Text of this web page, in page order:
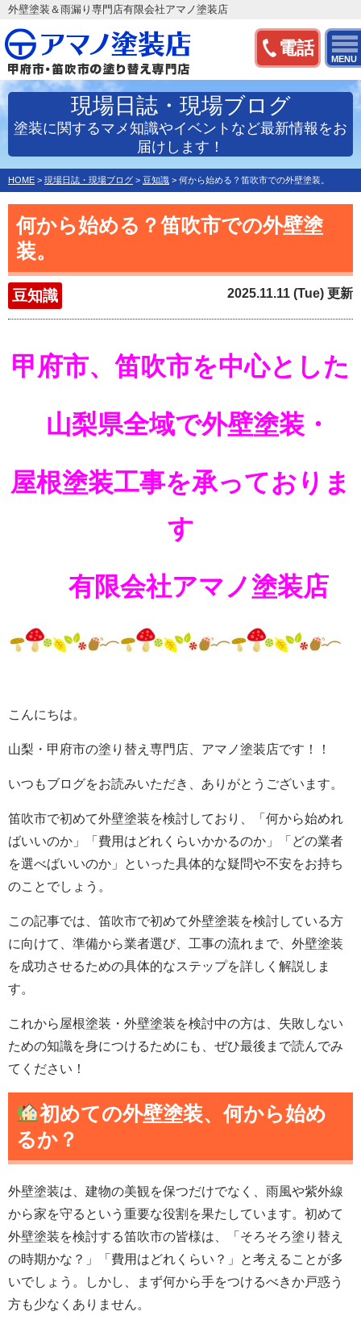
電話
MENU
外壁塗装＆雨漏り専門店有限会社アマノ塗装店
現場日誌・現場ブログ
塗装に関するマメ知識やイベントなど最新情報をお
届けします！
HOME > 現場日誌・現場ブログ > 豆知識 > 何から始める？笛吹市での外壁塗装。
何から始める？笛吹市での外壁塗
装。
豆知識 2025.11.11 (Tue) 更新
甲府市、笛吹市を中心とした
山梨県全域で外壁塗装・
屋根塗装工事を承っておりま
す
有限会社アマノ塗装店
こんにちは。
山梨・甲府市の塗り替え専門店、アマノ塗装店です！！
いつもブログをお読みいただき、ありがとうございます。
笛吹市で初めて外壁塗装を検討しており、「何から始めれ
ばいいのか」「費用はどれくらいかかるのか」「どの業者
を選べばいいのか」といった具体的な疑問や不安をお持ち
のことでしょう。
この記事では、笛吹市で初めて外壁塗装を検討している方
に向けて、準備から業者選び、工事の流れまで、外壁塗装
を成功させるための具体的なステップを詳しく解説しま
す。
これから屋根塗装・外壁塗装を検討中の方は、失敗しない
ための知識を身につけるためにも、ぜひ最後まで読んでみ
てください！
初めての外壁塗装、何から始め
るか？
外壁塗装は、建物の美観を保つだけでなく、雨風や紫外線
から家を守るという重要な役割を果たしています。初めて
外壁塗装を検討する笛吹市の皆様は、「そろそろ塗り替え
の時期かな？」「費用はどれくらい？」と考えることが多
いでしょう。しかし、まず何から手をつけるべきか戸惑う
方も少なくありません。